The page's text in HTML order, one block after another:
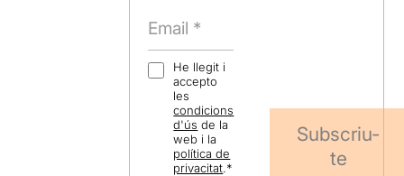
He llegit i
accepto
les
condicions
d'ús de la
web i la
política de
privacitat.*
Subscriu-
te